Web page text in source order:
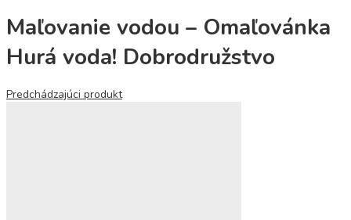
Maľovanie vodou – Omaľovánka
Hurá voda! Dobrodružstvo
Predchádzajúci produkt